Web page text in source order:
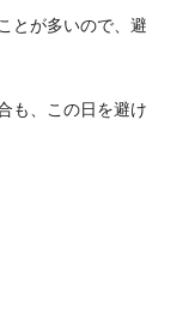
とが多いので、避
も、この日を避け